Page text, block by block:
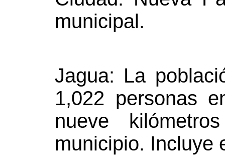
municipal.
Jagua: La
1,022 personas
nueve
municipio. Incluye